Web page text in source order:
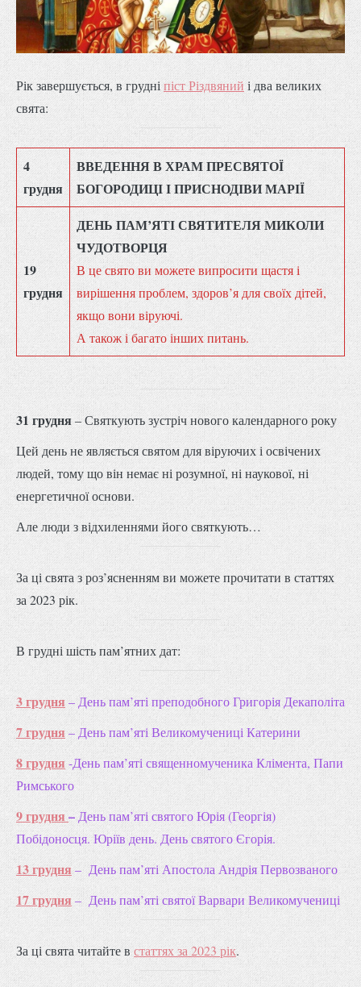
Рік завершується, в грудні піст Різдвяний і два великих
свята:
4
грудня
ВВЕДЕННЯ В ХРАМ ПРЕСВЯТОЇ
БОГОРОДИЦІ І ПРИСНОДІВИ МАРІЇ
19
грудня
ДЕНЬ ПАМ’ЯТІ СВЯТИТЕЛЯ МИКОЛИ
ЧУДОТВОРЦЯ
В це свято ви можете випросити щастя і
вирішення проблем, здоров’я для своїх дітей,
якщо вони віруючі.
А також і багато інших питань.
31 грудня– Святкують зустріч нового календарного року
Цей день не являється святом для віруючих і освічених
людей, тому що він немає ні розумної, ні наукової, ні
енергетичної основи.
Але люди з відхиленнями його святкують…
За ці свята з роз’ясненням ви можете прочитати в статтях
за 2023 рік.
В грудні шість пам’ятних дат:
3 грудня– День пам’яті преподобного Григорія Декаполіта
7 грудня– День пам’яті Великомучениці Катерини
8 грудня-День пам’яті священномученика Клімента, Папи
Римського
9 грудня– День пам’яті святого Юрія (Георгія)
Побідоносця. Юріїв день. День святого Єгорія.
13 грудня– День пам’яті Апостола Андрія Первозваного
17 грудня – День пам’яті святої Варвари Великомучениці
За ці свята читайте в статтях за 2023 рік.